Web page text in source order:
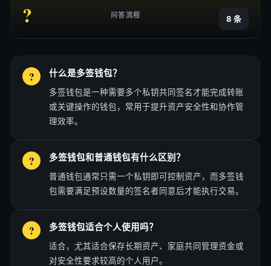
? 问答流程 8 条
什么是多签钱包？
多签钱包是一种需要多个私钥共同签名才能完成转账
或关键操作的钱包，常用于提升资产安全性和协作管
理效率。
多签钱包和普通钱包有什么区别？
普通钱包通常只需一个私钥即可控制资产，而多签钱
包需要满足预设数量的签名者同意后才能执行交易。
多签钱包适合个人使用吗？
适合，尤其适合保存长期资产、家庭共同管理资金或
对安全性要求较高的个人用户。